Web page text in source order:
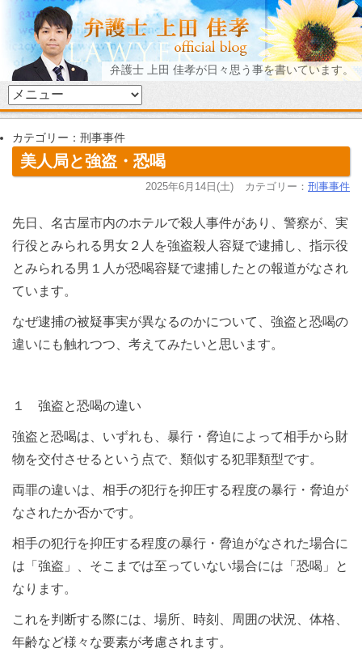
弁護士 上田 佳孝が日々思う事を書いています。
カテゴリー：刑事事件
美人局と強盗・恐喝
2025年6月14日(土) カテゴリー： 刑事事件
先日、名古屋市内のホテルで殺人事件があり、警察が、実
行役とみられる男女２人を強盗殺人容疑で逮捕し、指示役
とみられる男１人が恐喝容疑で逮捕したとの報道がなされ
ています。
なぜ逮捕の被疑事実が異なるのかについて、強盗と恐喝の
違いにも触れつつ、考えてみたいと思います。
１ 強盗と恐喝の違い
強盗と恐喝は、いずれも、暴行・脅迫によって相手から財
物を交付させるという点で、類似する犯罪類型です。
両罪の違いは、相手の犯行を抑圧する程度の暴行・脅迫が
なされたか否かです。
相手の犯行を抑圧する程度の暴行・脅迫がなされた場合に
は「強盗」、そこまでは至っていない場合には「恐喝」と
なります。
これを判断する際には、場所、時刻、周囲の状況、体格、
年齢など様々な要素が考慮されます。